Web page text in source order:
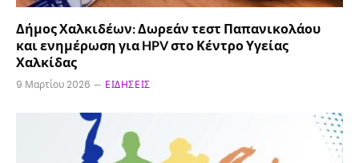
Δήμος Χαλκιδέων: Δωρεάν τεστ Παπανικολάου
και ενημέρωση για HPV στο Κέντρο Υγείας
Χαλκίδας
9 Μαρτίου 2026 ΕΙΔΉΣΕΙΣ